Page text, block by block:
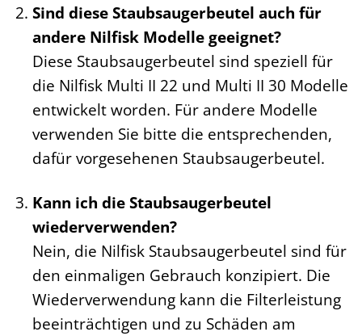
Sind diese Staubsaugerbeutel auch für
andere Nilfisk Modelle geeignet?
Diese Staubsaugerbeutel sind speziell für
die Nilfisk Multi II 22 und Multi II 30 Modelle
entwickelt worden. Für andere Modelle
verwenden Sie bitte die entsprechenden,
dafür vorgesehenen Staubsaugerbeutel.
Kann ich die Staubsaugerbeutel
wiederverwenden?
Nein, die Nilfisk Staubsaugerbeutel sind für
den einmaligen Gebrauch konzipiert. Die
Wiederverwendung kann die Filterleistung
beeinträchtigen und zu Schäden am